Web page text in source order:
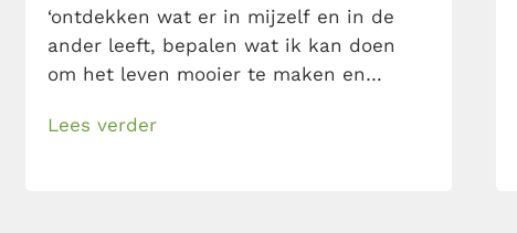
‘ontdekken wat er in mijzelf en in de
ander leeft, bepalen wat ik kan doen
om het leven mooier te maken en
leven.’ Wij vinden dat zweverig. Erg
Lees verder